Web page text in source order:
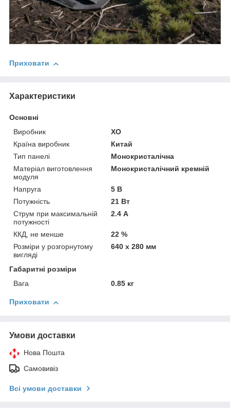
Приховати
Характеристики
Основні
Виробник
XO
Країна виробник
Китай
Тип панелі
Монокристалічна
Матеріал виготовлення
модуля
Монокристалічний кремній
Напруга
5 В
Потужність
21 Вт
Струм при максимальній
потужності
2.4 А
ККД, не менше
22 %
Розміри у розгорнутому
вигляді
640 x 280 мм
Габаритні розміри
Вага
0.85 кг
Приховати
Умови доставки
Нова Пошта
Самовивіз
Всі умови доставки